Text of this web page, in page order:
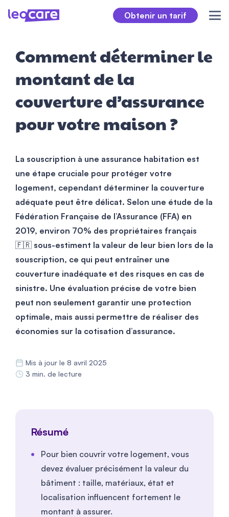
Obtenir un tarif
Comment déterminer le
montant de la
couverture d’assurance
pour votre maison ?
La souscription à une assurance habitation est
une étape cruciale pour protéger votre
logement, cependant déterminer la couverture
adéquate peut être délicat. Selon une étude de la
Fédération Française de l’Assurance (FFA) en
2019, environ 70% des propriétaires français
🇫🇷 sous-estiment la valeur de leur bien lors de la
souscription, ce qui peut entraîner une
couverture inadéquate et des risques en cas de
sinistre. Une évaluation précise de votre bien
peut non seulement garantir une protection
optimale, mais aussi permettre de réaliser des
économies sur la cotisation d’assurance.
Mis à jour le 8 avril 2025
3 min. de lecture
Résumé
Pour bien couvrir votre logement, vous
devez évaluer précisément la valeur du
bâtiment : taille, matériaux, état et
localisation influencent fortement le
montant à assurer.